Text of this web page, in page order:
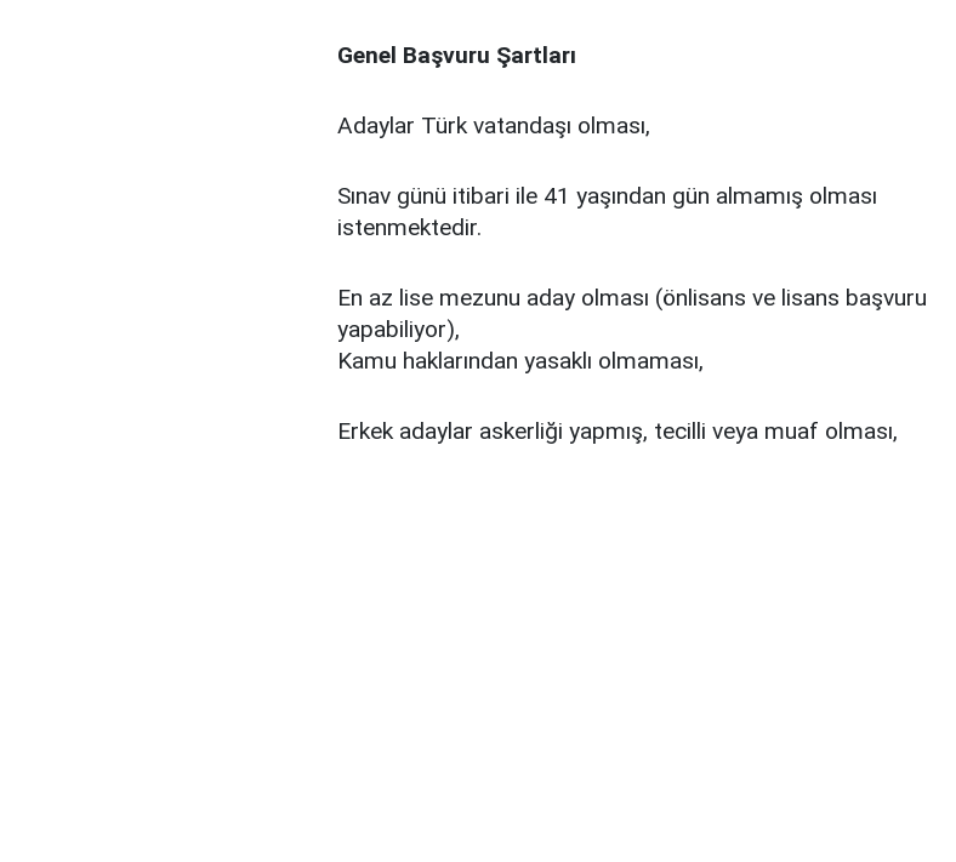
Genel Başvuru Şartları
Adaylar Türk vatandaşı olması,
Sınav günü itibari ile 41 yaşından gün almamış olması
istenmektedir.
En az lise mezunu aday olması (önlisans ve lisans başvuru
yapabiliyor),
Kamu haklarından yasaklı olmaması,
Erkek adaylar askerliği yapmış, tecilli veya muaf olması,